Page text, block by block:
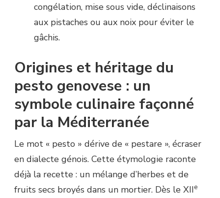
congélation, mise sous vide, déclinaisons
aux pistaches ou aux noix pour éviter le
gâchis.
Origines et héritage du
pesto genovese : un
symbole culinaire façonné
par la Méditerranée
Le mot « pesto » dérive de « pestare », écraser
en dialecte génois. Cette étymologie raconte
déjà la recette : un mélange d’herbes et de
fruits secs broyés dans un mortier. Dès le XIIe